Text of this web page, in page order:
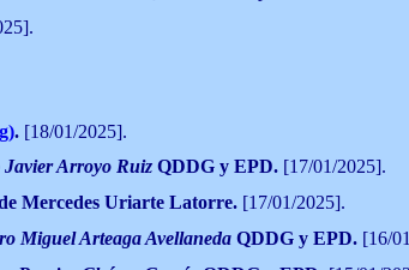
. [18/01/2025].
Arroyo Ruiz QDDG y EPD. [17/01/2025].
Mercedes Uriarte Latorre. [17/01/2025].
Miguel Arteaga Avellaneda QDDG y EPD. [16/